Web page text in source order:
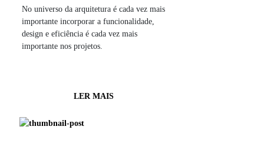
No universo da arquitetura é cada vez mais
importante incorporar a funcionalidade,
design e eficiência é cada vez mais
importante nos projetos.
LER MAIS